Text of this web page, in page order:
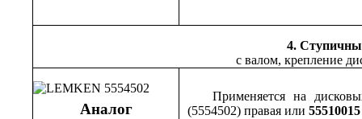
4.
с валом, крепление
Аналог
Применяется на
(5554502) правая или